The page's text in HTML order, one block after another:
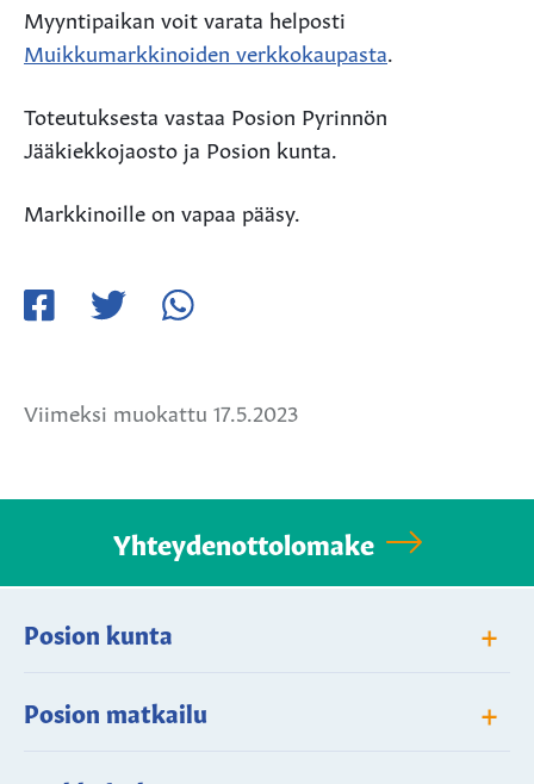
Myyntipaikan voit varata helposti
Muikkumarkkinoiden verkkokaupasta
Toteutuksesta vastaa Posion Pyrinnön
Jääkiekkojaosto ja Posion kunta.
Markkinoille on vapaa pääsy.
Viimeksi muokattu 17.5.2023
Yhteydenottolomake
Posion kunta +
Posion matkailu +